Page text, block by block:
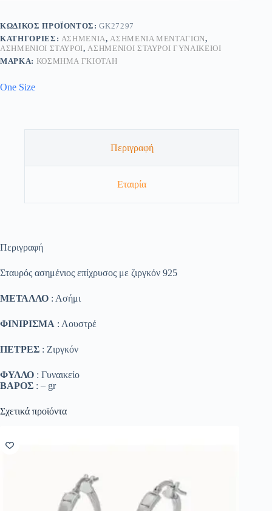
ΚΩΔΙΚΌΣ ΠΡΟΪΌΝΤΟΣ:GK27297
ΚΑΤΗΓΟΡΊΕΣ: ΑΣΗΜΈΝΙΑ, ΑΣΗΜΈΝΙΑ ΜΕΝΤΑΓΙΌΝ,
ΑΣΗΜΈΝΙΟΙ ΣΤΑΥΡΟΊ, ΑΣΗΜΈΝΙΟΙ ΣΤΑΥΡΟΊ ΓΥΝΑΙΚΕΊΟΙ
ΜΆΡΚΑ: ΚΟΣΜΗΜΑ ΓΚΙΟΤΛΗ
One Size
Περιγραφή
Εταιρία
Περιγραφή
Σταυρός ασημένιος επίχρυσος με ζιργκόν 925
ΜΕΤΑΛΛΟ : Ασήμι
ΦΙΝΙΡΙΣΜΑ : Λουστρέ
ΠΕΤΡΕΣ : Ζιργκόν
ΦΥΛΛΟ : Γυναικείο
ΒΑΡΟΣ : – gr
Σχετικά προϊόντα